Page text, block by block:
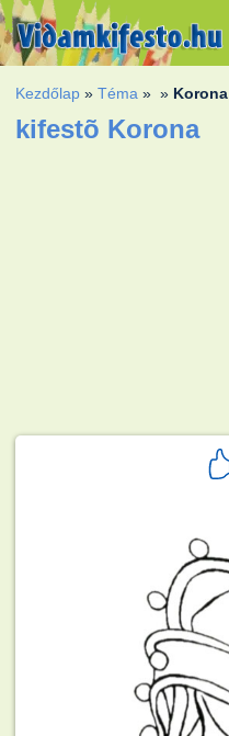
Kezdőlap »Téma » » Korona
kifestõ Korona